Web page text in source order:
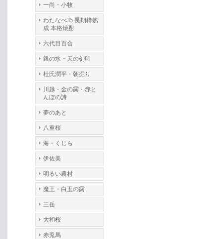
一尚・小牧
わたなべ35 長期樽熟
成 本格焼酎
六代目百合
銀の水・天の刻印
杜氏潤平・朝掘り
川越・金の露・赤と
んぼの詩
夢のあと
八重桜
海・くじら
伊佐美
明るい農村
魔王・白玉の露
三岳
大和桜
赤兎馬